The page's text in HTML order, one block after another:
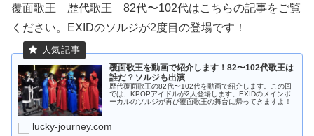
覆面歌王 歴代歌王 82代〜102代はこちらの記事をご覧
ください。EXIDのソルジが2度目の登場です！
覆面歌王を動画で紹介します！82〜102代歌王は
誰だ？ソルジも出演
歴代覆面歌王の82代〜102代を動画で紹介します。この回
では、KPOPアイドルが2人登場します。EXIDのメインボ
ーカルのソルジが再び覆面歌王の舞台に帰ってきますよ！
lucky-journey.com